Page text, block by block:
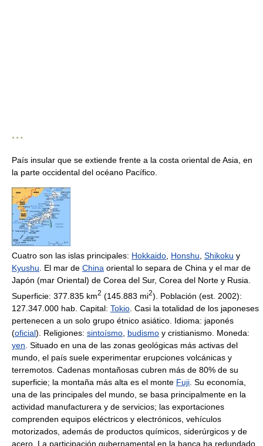
* * *
País insular que se extiende frente a la costa oriental de Asia, en
la parte occidental del océano Pacífico.
Cuatro son las islas principales: Hokkaido, Honshu, Shikoku y
Kyushu. El mar de China oriental lo separa de China y el mar de
Japón (mar Oriental) de Corea del Sur, Corea del Norte y Rusia.
Superficie: 377.835 km2 (145.883 mi2). Población (est. 2002):
127.347.000 hab. Capital: Tokio . Casi la totalidad de los japoneses
pertenecen a un solo grupo étnico asiático. Idioma: japonés
(oficial). Religiones: sintoísmo budismo y cristianismo. Moneda:
yen . Situado en una de las zonas geológicas más activas del
mundo, el país suele experimentar erupciones volcánicas y
terremotos. Cadenas montañosas cubren más de 80% de su
superficie; la montaña más alta es el monte Fuji . Su economía,
una de las principales del mundo, se basa principalmente en la
actividad manufacturera y de servicios; las exportaciones
comprenden equipos eléctricos y electrónicos, vehículos
motorizados, además de productos químicos, siderúrgicos y de
acero. La participación gubernamental en la banca ha redundado